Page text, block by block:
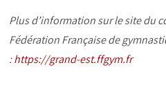
Plus d’information sur le site du
Fédération Française de
:https://grand-est.ffgym.fr